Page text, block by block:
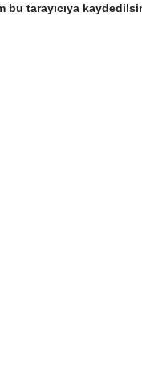
bu tarayıcıya